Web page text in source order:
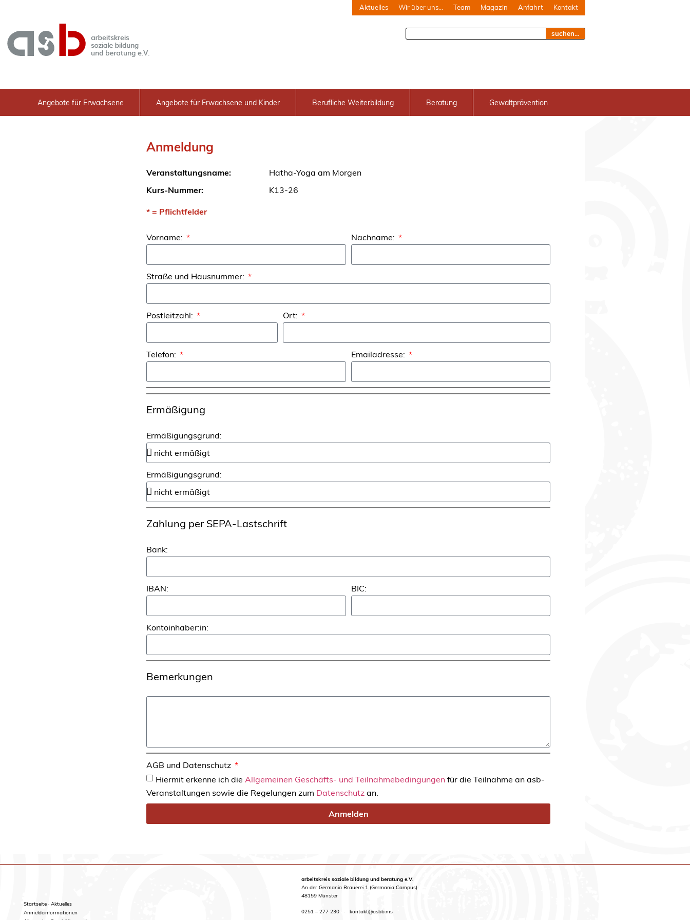
Aktuelles Wir über uns… Team Magazin Anfahrt Kontakt
suchen...
Angebote für Erwachsene Angebote für Erwachsene und Kinder Berufliche Weiterbildung Beratung Gewaltprävention
Anmeldung
Veranstaltungsname:
Hatha-Yoga am Morgen
Kurs-Nummer:
K13-26
* = Pflichtfelder
Vorname: Nachname:
Straße und Hausnummer:
Postleitzahl: Ort:
Telefon: Emailadresse:
Ermäßigung
Ermäßigungsgrund:
Ermäßigungsgrund:
Zahlung per SEPA-Lastschrift
Bank:
IBAN: BIC:
Kontoinhaber:in:
Bemerkungen
AGB und Datenschutz
Hiermit erkenne ich die Allgemeinen Geschäfts- und Teilnahmebedingungen für die Teilnahme an asb-
Veranstaltungen sowie die Regelungen zum Datenschutz an.
Anmelden
Startseite · Aktuelles
Anmeldeinformationen
arbeitskreis soziale bildung und beratung e.V.
An der Germania Brauerei 1 (Germania Campus)
48159 Münster
0251 – 277 230 ·kontakt@asbb.ms